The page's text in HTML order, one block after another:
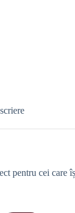
pentru cei care